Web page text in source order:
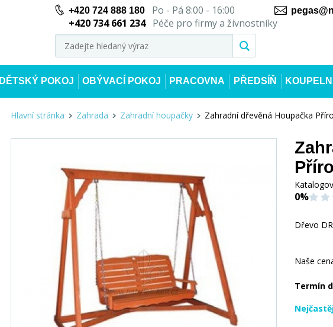
+420 724 888 180Po - Pá 8:00 - 16:00
+420 734 661 234
Péče pro firmy a živnostníky
DĚTSKÝ POKOJ OBÝVACÍ POKOJ PRACOVNA PŘEDSÍŇ
Hlavní stránka Zahrada Zahradní houpačky Zahradní dřevěná Houpačka
0%
Dřevo
Naše
Termín